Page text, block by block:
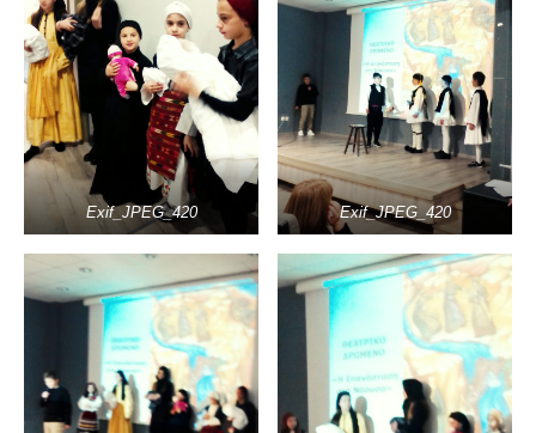
Exif_JPEG_420 Exif_JPEG_420